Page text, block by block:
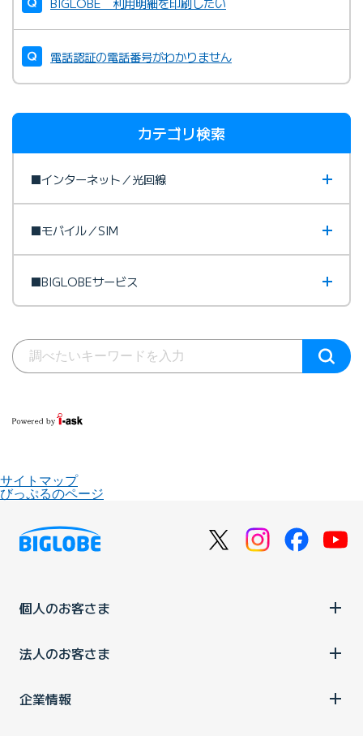
電話認証の電話番号がわかりません
カテゴリ検索
■インターネット／光回線
■モバイル／SIM
■BIGLOBEサービス
サイトマップ
びっぷるのページ
個人のお客さま
法人のお客さま
企業情報